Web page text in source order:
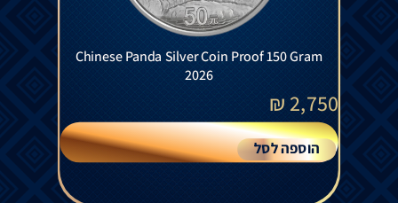
Chinese Panda Silver Coin Proof 150 Gram
2026
2,750
₪
הוספה לסל